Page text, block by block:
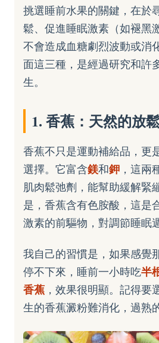
挑選睡前水果的關鍵，在於
鬆、促進睡眠激素（如褪黑
不會造成血糖劇烈波動或消
面這三種，是經過研究和許
生。
1. 香蕉：天然的放
香蕉不只是運動補給品，更
選擇。它富含鎂和鉀 ，這兩
肌肉鬆弛劑，能幫助緩解緊
是，香蕉含有色胺酸，這是
激素的前驅物，對調節睡眠
我自己的習慣是，如果感覺
停不下來，睡前一小時吃半
香蕉 ，效果很明顯。記得要
生的香蕉澱粉難消化，過熟